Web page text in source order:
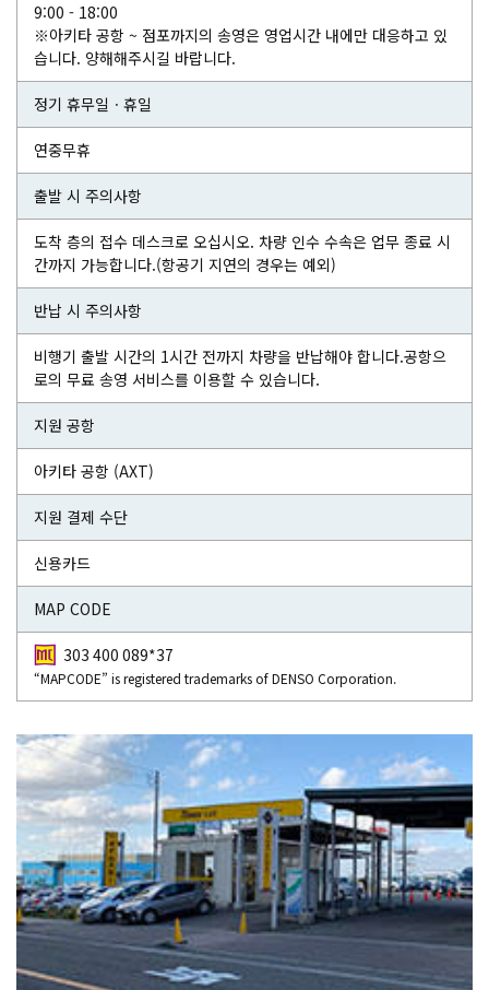
9:00 - 18:00
※아키타 공항 ~ 점포까지의 송영은 영업시간 내에만 대응하고 있
습니다. 양해해주시길 바랍니다.
정기 휴무일ㆍ휴일
연중무휴
출발 시 주의사항
도착 층의 접수 데스크로 오십시오. 차량 인수 수속은 업무 종료 시
간까지 가능합니다.(항공기 지연의 경우는 예외)
반납 시 주의사항
비행기 출발 시간의 1시간 전까지 차량을 반납해야 합니다.공항으
로의 무료 송영 서비스를 이용할 수 있습니다.
지원 공항
아키타 공항 (AXT)
지원 결제 수단
신용카드
MAP CODE
303 400 089*37
“MAPCODE” is registered trademarks of DENSO Corporation.